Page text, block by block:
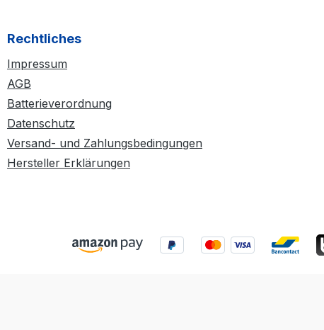
Rechtliches
Impressum
AGB
Batterieverordnung
Datenschutz
Versand- und Zahlungsbedingungen
Hersteller Erklärungen